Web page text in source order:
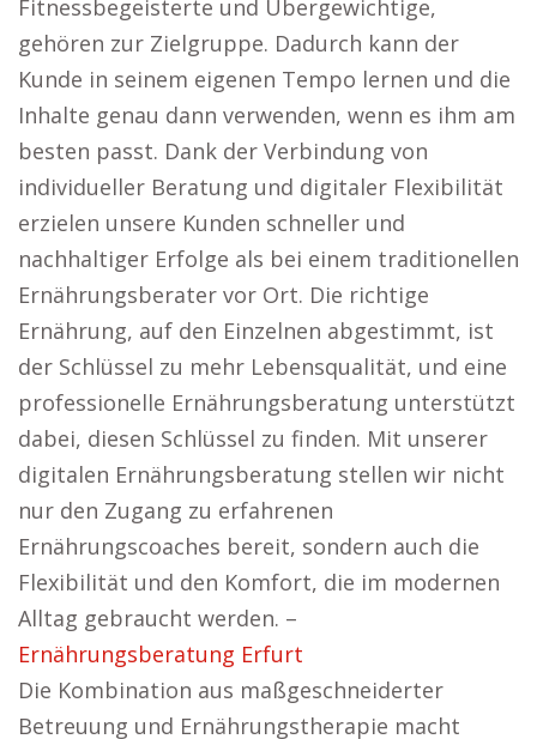
Fitnessbegeisterte und Übergewichtige,
gehören zur Zielgruppe. Dadurch kann der
Kunde in seinem eigenen Tempo lernen und die
Inhalte genau dann verwenden, wenn es ihm am
besten passt. Dank der Verbindung von
individueller Beratung und digitaler Flexibilität
erzielen unsere Kunden schneller und
nachhaltiger Erfolge als bei einem traditionellen
Ernährungsberater vor Ort. Die richtige
Ernährung, auf den Einzelnen abgestimmt, ist
der Schlüssel zu mehr Lebensqualität, und eine
professionelle Ernährungsberatung unterstützt
dabei, diesen Schlüssel zu finden. Mit unserer
digitalen Ernährungsberatung stellen wir nicht
nur den Zugang zu erfahrenen
Ernährungscoaches bereit, sondern auch die
Flexibilität und den Komfort, die im modernen
Alltag gebraucht werden. –
Ernährungsberatung Erfurt
Die Kombination aus maßgeschneiderter
Betreuung und Ernährungstherapie macht